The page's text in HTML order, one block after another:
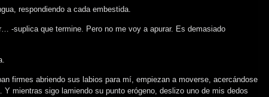
respondiendo a cada embestida.
-suplica que termine. Pero no me voy a apurar. Es demasiado
firmes abriendo sus labios para mí, empiezan a moverse, acercándose
mientras sigo lamiendo su punto erógeno, deslizo uno de mis dedos